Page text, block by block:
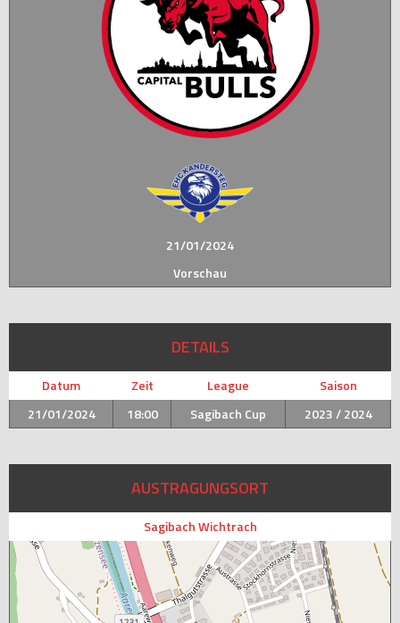
21/01/2024
Vorschau
DETAILS
Datum Zeit League
Saison
21/01/2024
18:00 Sagibach Cup 2023 / 2024
AUSTRAGUNGSORT
Sagibach Wichtrach